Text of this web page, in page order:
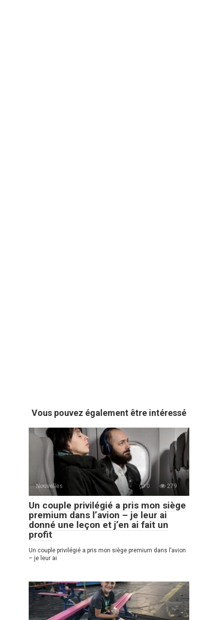
Vous pouvez également être intéressé
Nouvelles 0 279
Un couple privilégié a pris mon siège
premium dans l’avion – je leur ai
donné une leçon et j’en ai fait un
profit
Un couple privilégié a pris mon siège premium dans l’avion
– je leur ai